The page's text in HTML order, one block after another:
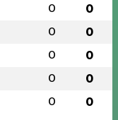
0 0
0 0
0 0
0 0
0 0